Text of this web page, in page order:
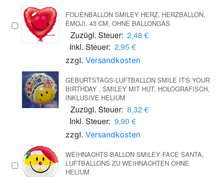
FOLIENBALLON SMILEY HERZ, HERZBALLON,
EMOJI, 43 CM, OHNE BALLONGAS
Zuzügl. Steuer: 2,48 €
Inkl. Steuer: 2,95 €
zzgl. Versandkosten
GEBURTSTAGS-LUFTBALLON SMILE IT'S YOUR
BIRTHDAY , SMILEY MIT HUT, HOLOGRAFISCH,
INKLUSIVE HELIUM
Zuzügl. Steuer: 8,32 €
Inkl. Steuer: 9,90 €
zzgl. Versandkosten
WEIHNACHTS-BALLON SMILEY FACE SANTA,
LUFTBALLONS ZU WEIHNACHTEN OHNE
HELIUM